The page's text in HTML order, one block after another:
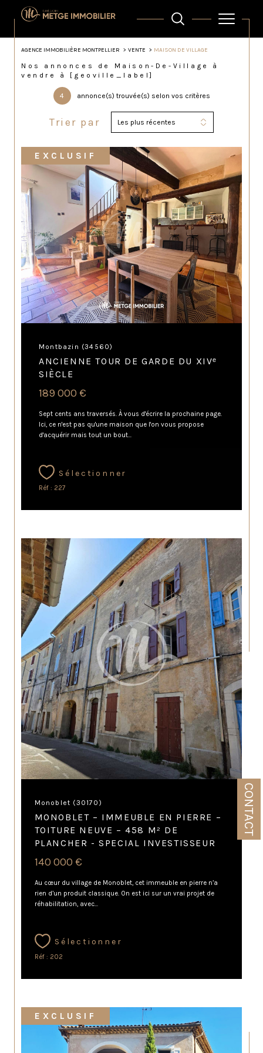
CONTACT
AGENCE IMMOBILIÈRE MONTPELLIER VENTE MAISON DE VILLAGE
Nos annonces de Maison-De-Village à
vendre à [geoville_label]
4 annonce(s) trouvée(s) selon vos critères
Trier par Les plus récentes
Montbazin (34560)
ANCIENNE TOUR DE GARDE DU XIVᵉ
SIÈCLE
189 000 €
Sept cents ans traversés. À vous d'écrire la prochaine page.
Ici, ce n'est pas qu'une maison que l'on vous propose
d'acquérir mais tout un bout...
Sélectionner
Réf : 227
EXCLUSIF
Monoblet (30170)
MONOBLET – IMMEUBLE EN PIERRE –
TOITURE NEUVE – 458 M² DE
PLANCHER - SPECIAL INVESTISSEUR
140 000 €
Au cœur du village de Monoblet, cet immeuble en pierre n’a
rien d’un produit classique. On est ici sur un vrai projet de
réhabilitation, avec...
Sélectionner
Réf : 202
EXCLUSIF